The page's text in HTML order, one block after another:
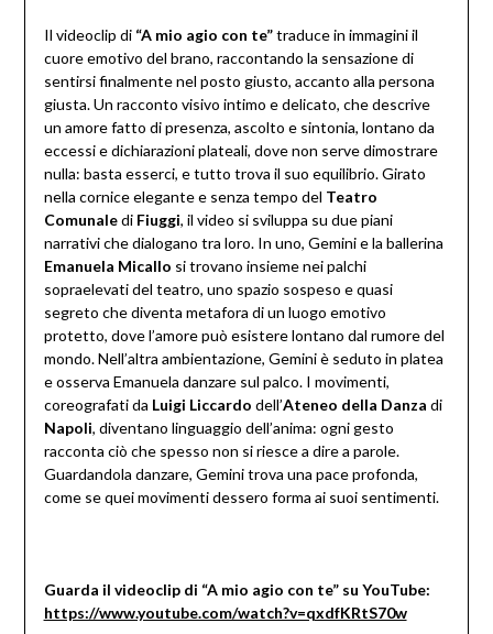
Il videoclip di “A mio agio con te”traduce in immagini il
cuore emotivo del brano, raccontando la sensazione di
sentirsi finalmente nel posto giusto, accanto alla persona
giusta. Un racconto visivo intimo e delicato, che descrive
un amore fatto di presenza, ascolto e sintonia, lontano da
eccessi e dichiarazioni plateali, dove non serve dimostrare
nulla: basta esserci, e tutto trova il suo equilibrio. Girato
nella cornice elegante e senza tempo del Teatro
Comunaledi Fiuggi, il video si sviluppa su due piani
narrativi che dialogano tra loro. In uno, Gemini e la ballerina
Emanuela Micallo si trovano insieme nei palchi
sopraelevati del teatro, uno spazio sospeso e quasi
segreto che diventa metafora di un luogo emotivo
protetto, dove l’amore può esistere lontano dal rumore del
mondo. Nell’altra ambientazione, Gemini è seduto in platea
e osserva Emanuela danzare sul palco. I movimenti,
coreografati da Luigi Liccardo dell’Ateneo della Danza di
Napoli, diventano linguaggio dell’anima: ogni gesto
racconta ciò che spesso non si riesce a dire a parole.
Guardandola danzare, Gemini trova una pace profonda,
come se quei movimenti dessero forma ai suoi sentimenti.
Guarda il videoclip di “A mio agio con te” su YouTube:
https://www.youtube.com/watch?v=qxdfKRtS70w